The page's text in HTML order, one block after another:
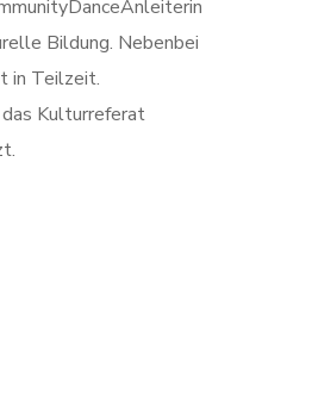
Bildung. Nebenbei
in Teilzeit.
Kulturreferat